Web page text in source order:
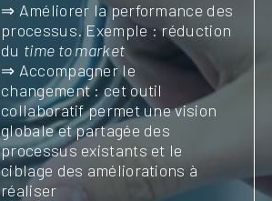
⇒ Améliorer la performance des
processus. Exemple : réduction
du time to market
⇒ Accompagner le
changement : cet outil
collaboratif permet une vision
globale et partagée des
processus existants et le
ciblage des améliorations à
réaliser